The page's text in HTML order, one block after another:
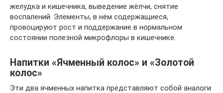
желудка и кишечника, выведение жёлчи, снятие
воспалений. Элементы, в нём содержащиеся,
провоцируют рост и поддержание в нормальном
состоянии полезной микрофлоры в кишечнике.
Напитки «Ячменный колос» и «Золотой
колос»
Эти два ячменных напитка представляют собой аналоги